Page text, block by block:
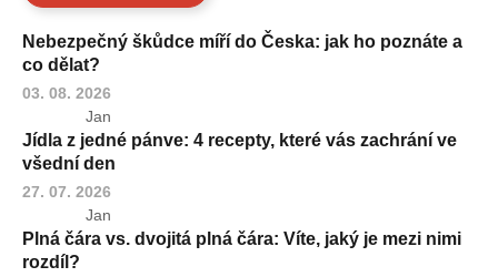
Nebezpečný škůdce míří do Česka: jak ho poznáte a
co dělat?
03. 08. 2026
Jan
Jídla z jedné pánve: 4 recepty, které vás zachrání ve
všední den
27. 07. 2026
Jan
Plná čára vs. dvojitá plná čára: Víte, jaký je mezi nimi
rozdíl?